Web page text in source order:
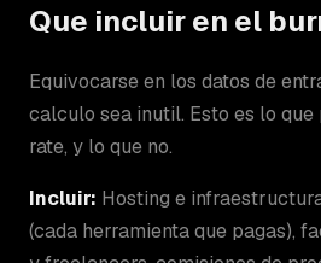
Que incluir en el
Equivocarse en los datos de
calculo sea inutil. Esto es lo
rate, y lo que no.
Incluir: Hosting e
(cada herramienta que pagas),